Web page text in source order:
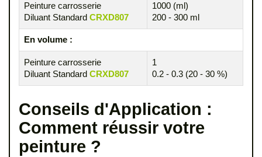
Peinture carrosserie
Diluant Standard CRXD807
1000 (ml)
200 - 300 ml
En volume :
Peinture carrosserie
Diluant Standard CRXD807
1
0.2 - 0.3 (20 - 30 %)
Conseils d'Application :
Comment réussir votre
peinture ?